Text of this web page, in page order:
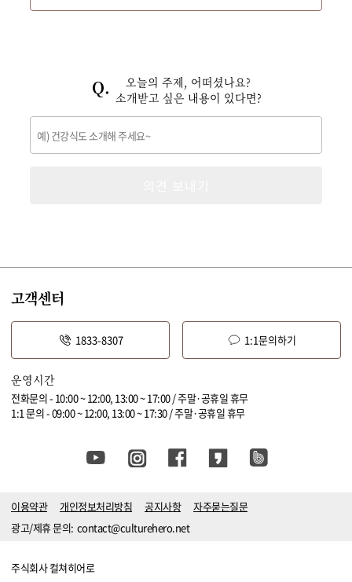
오늘의 주제, 어떠셨나요?
소개받고 싶은 내용이 있다면?
고객센터
1833-8307 1:1문의하기
운영시간
전화문의 - 10:00 ~ 12:00, 13:00 ~ 17:00 / 주말·공휴일 휴무
1:1 문의 - 09:00 ~ 12:00, 13:00 ~ 17:30 / 주말·공휴일 휴무
이용약관 개인정보처리방침 공지사항
자주묻는질문
광고/제휴 문의: contact@culturehero.net
주식회사 컬쳐히어로